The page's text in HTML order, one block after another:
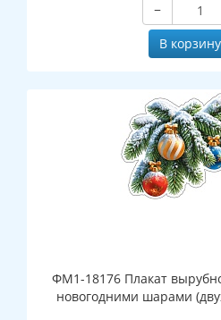
−
В корзину
ФМ1-18176 Плакат
новогодними шарами